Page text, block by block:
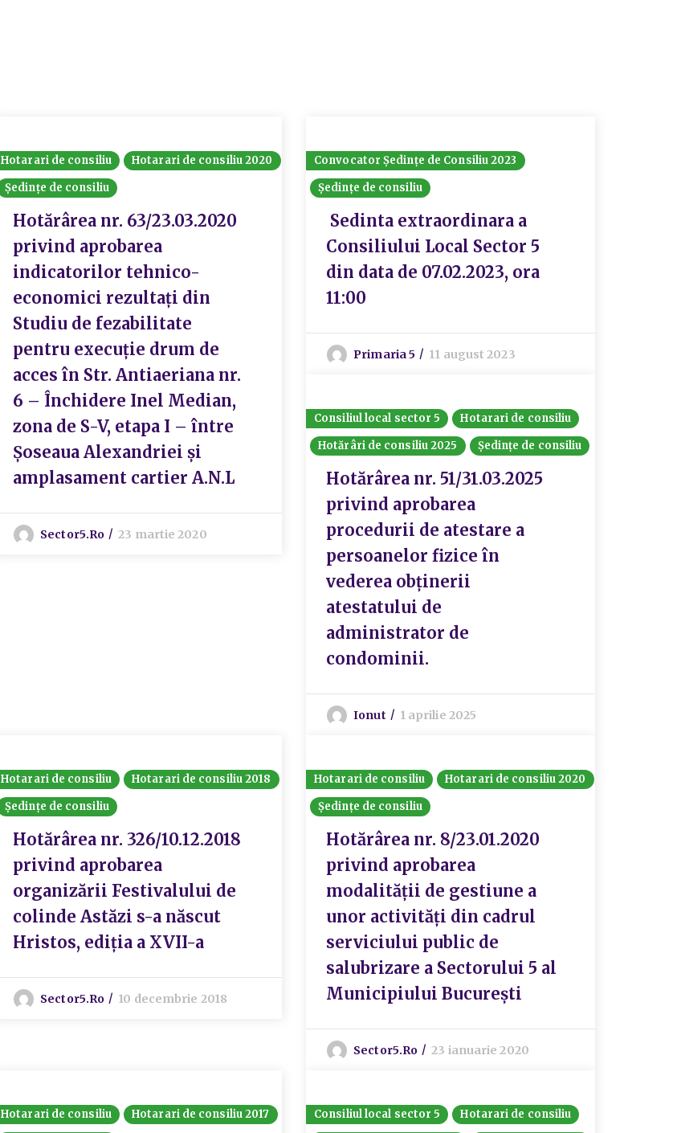
Hotarari de consiliu
Hotarari de consiliu 2020
Ședințe de consiliu
Hotărârea nr. 63/23.03.2020
privind aprobarea
indicatorilor tehnico-
economici rezultați din
Studiu de fezabilitate
pentru execuție drum de
acces în Str. Antiaeriana nr.
6 – Închidere Inel Median,
zona de S-V, etapa I – între
Șoseaua Alexandriei și
amplasament cartier A.N.L
Sector5.ro 23 martie 2020
Convocator Ședințe de Consiliu 2023
Ședințe de consiliu
Sedinta extraordinara a
Consiliului Local Sector 5
din data de 07.02.2023, ora
11:00
Primaria 5 11 august 2023
Consiliul local sector 5
Hotarari de consiliu
Hotărâri de consiliu 2025
Ședințe de consiliu
Hotărârea nr. 51/31.03.2025
privind aprobarea
procedurii de atestare a
persoanelor fizice în
vederea obținerii
atestatului de
administrator de
condominii.
Ionut 1 aprilie 2025
Hotarari de consiliu
Hotarari de consiliu 2018
Ședințe de consiliu
Hotărârea nr. 326/10.12.2018
privind aprobarea
organizării Festivalului de
colinde Astăzi s-a născut
Hristos, ediția a XVII-a
Sector5.ro 10 decembrie 2018
Hotarari de consiliu
Hotarari de consiliu 2020
Ședințe de consiliu
Hotărârea nr. 8/23.01.2020
privind aprobarea
modalității de gestiune a
unor activități din cadrul
serviciului public de
salubrizare a Sectorului 5 al
Municipiului București
Sector5.ro 23 ianuarie 2020
Hotarari de consiliu
Hotarari de consiliu 2017
Consiliul local sector 5
Hotarari de consiliu